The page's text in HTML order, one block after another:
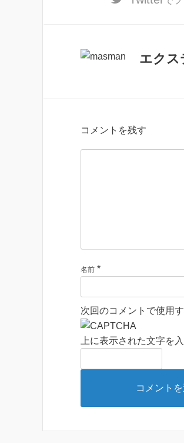
エクス
コメントを残す
名前 *
次回のコメントで使用
上に表示された文字を